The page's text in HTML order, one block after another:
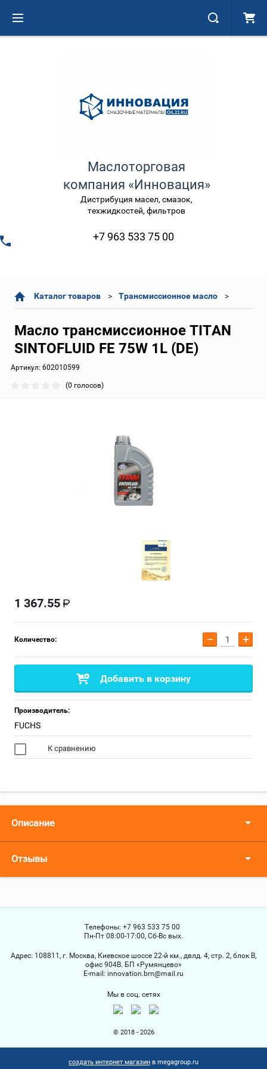
Маслоторговая
компания «Инновация»
Дистрибуция масел, смазок,
техжидкостей, фильтров
+7 963 533 75 00
Каталог товаров Трансмиссионное масло
Масло трансмиссионное TITAN
SINTOFLUID FE 75W 1L (DE)
Артикул: 602010599
(0 голосов)
1 367.55
Количество: − +
Добавить в корзину
Производитель:
FUCHS
К сравнению
Описание
Отзывы
Телефоны: +7 963 533 75 00
Пн-Пт 08:00-17:00, Сб-Вс вых.
Адрес: 108811, г. Москва, Киевское шоссе 22-й км., двлд. 4, стр. 2, блок В,
офис 904В. БП «Румянцево»
Е-mail: innovation.brn@mail.ru
Мы в соц. сетях
© 2018 - 2026
создать интернет магазин в megagroup.ru